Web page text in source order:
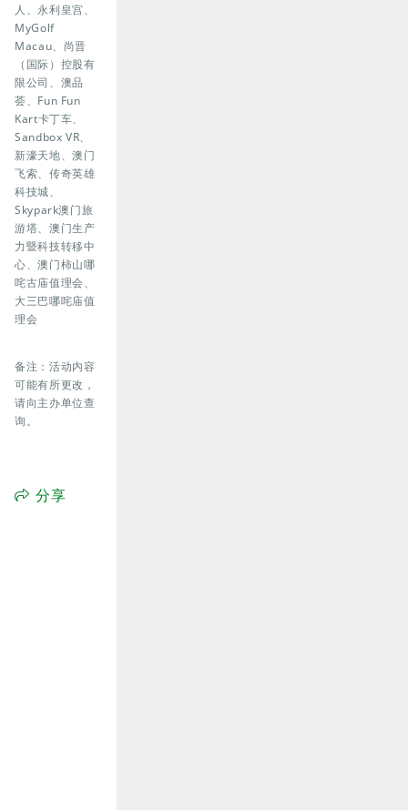
人、永利皇宫、
MyGolf
Macau、尚晋
（国际）控股有
限公司、澳品
荟、Fun Fun
Kart卡丁车、
Sandbox VR、
新濠天地、澳门
飞索、传奇英雄
科技城、
Skypark澳门旅
游塔、澳门生产
力暨科技转移中
心、澳门柿山哪
咤古庙值理会、
大三巴哪咤庙值
理会
备注：活动内容
可能有所更改，
请向主办单位查
询。
分享